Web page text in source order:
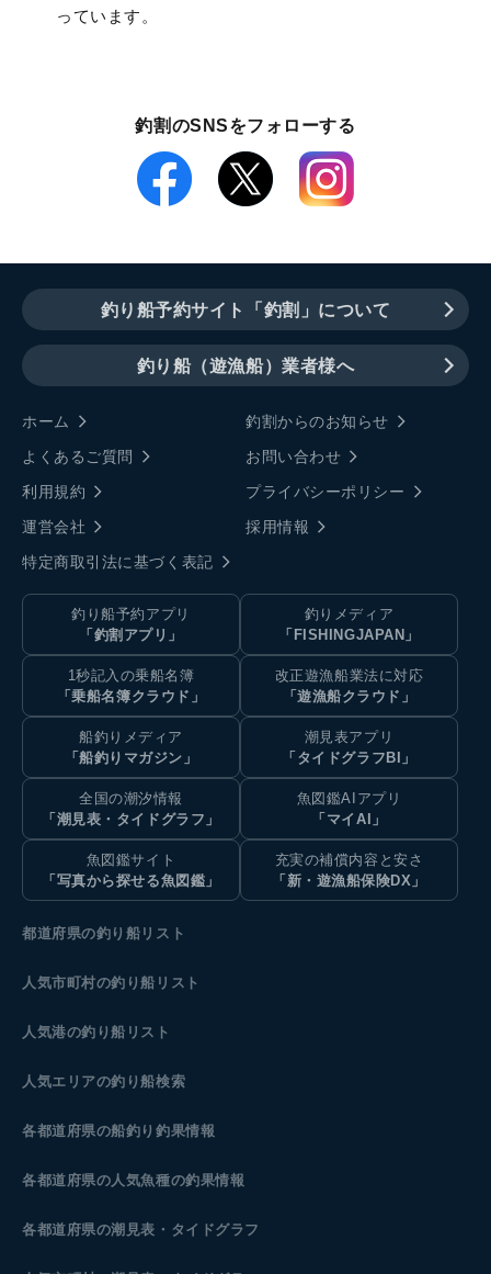
っています。
釣割のSNSをフォローする
釣り船予約サイト「釣割」について
釣り船（遊漁船）業者様へ
ホーム
釣割からのお知らせ
よくあるご質問
お問い合わせ
利用規約
プライバシーポリシー
運営会社
採用情報
特定商取引法に基づく表記
釣り船予約アプリ
「釣割アプリ」
釣りメディア
「FISHINGJAPAN」
1秒記入の乗船名簿
「乗船名簿クラウド」
改正遊漁船業法に対応
「遊漁船クラウド」
船釣りメディア
「船釣りマガジン」
潮見表アプリ
「タイドグラフBI」
全国の潮汐情報
「潮見表・タイドグラフ」
魚図鑑AIアプリ
「マイAI」
魚図鑑サイト
「写真から探せる魚図鑑」
充実の補償内容と安さ
「新・遊漁船保険DX」
都道府県の釣り船リスト
人気市町村の釣り船リスト
人気港の釣り船リスト
人気エリアの釣り船検索
各都道府県の船釣り釣果情報
各都道府県の人気魚種の釣果情報
各都道府県の潮見表 ・タイドグラフ